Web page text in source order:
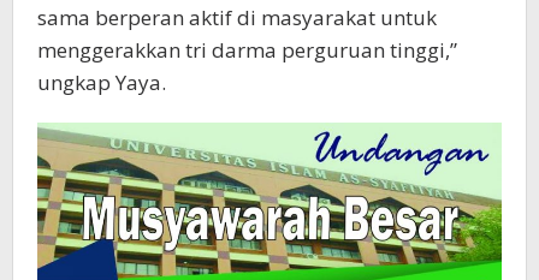
sama berperan aktif di masyarakat untuk
menggerakkan tri darma perguruan tinggi,”
ungkap Yaya.